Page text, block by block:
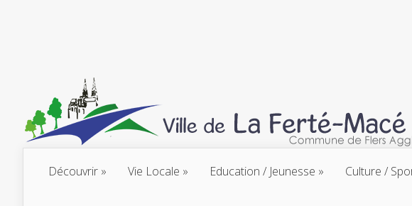
Découvrir Vie Locale Education / Jeunesse Culture /